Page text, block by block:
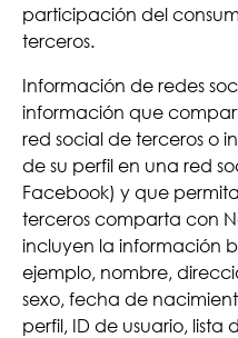
participación del
terceros.
Información de redes
información que
red social de terceros o
de su perfil en una red
Facebook) y que
terceros comparta con
incluyen la información
ejemplo, nombre,
sexo, fecha de
perfil, ID de usuario,